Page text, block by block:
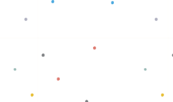
Baca selengkapnya